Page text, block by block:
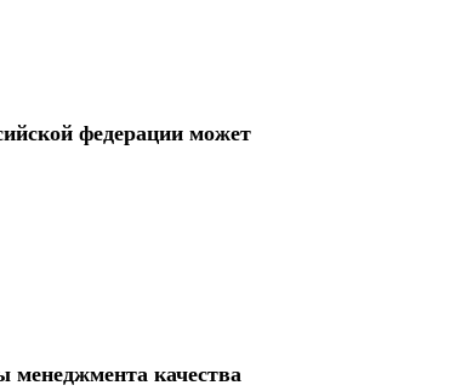
федерации может
менеджмента качества